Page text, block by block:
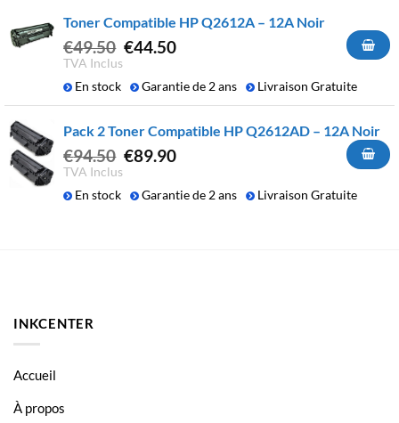
Toner Compatible HP Q2612A – 12A Noir
€49.50
Le
initial
€44.50Le
actuel
TVA Inclus
En stock
Garantie de 2 ans Livraison Gratuite
Pack 2 Toner Compatible HP Q2612AD – 12A Noir
€94.50 Le
initial
€89.90Le
actuel
TVA Inclus
En stock
Garantie de 2 ans Livraison Gratuite
INKCENTER
Accueil
À propos